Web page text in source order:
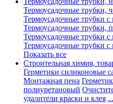
Термоусадочные трубки,
Термоусадочные трубки с
Термоусадочные трубки,
Термоусадочные трубки с
Термоусадочные трубки с
Показать все
Строительная химия,
Герметики силиконовые
Монтажная пена
полиуретановый
удалители краски и клея